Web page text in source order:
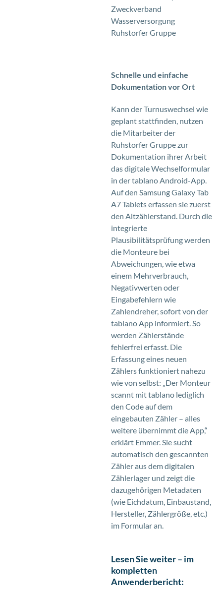
Zweckverband
Wasserversorgung
Ruhstorfer Gruppe
Schnelle und einfache
Dokumentation vor Ort
Kann der Turnuswechsel wie
geplant stattfinden, nutzen
die Mitarbeiter der
Ruhstorfer Gruppe zur
Dokumentation ihrer Arbeit
das digitale Wechselformular
in der tablano Android-App.
Auf den Samsung Galaxy Tab
A7 Tablets erfassen sie zuerst
den Altzählerstand. Durch die
integrierte
Plausibilitätsprüfung werden
die Monteure bei
Abweichungen, wie etwa
einem Mehrverbrauch,
Negativwerten oder
Eingabefehlern wie
Zahlendreher, sofort von der
tablano App informiert. So
werden Zählerstände
fehlerfrei erfasst. Die
Erfassung eines neuen
Zählers funktioniert nahezu
wie von selbst: „Der Monteur
scannt mit tablano lediglich
den Code auf dem
eingebauten Zähler – alles
weitere übernimmt die App,“
erklärt Emmer. Sie sucht
automatisch den gescannten
Zähler aus dem digitalen
Zählerlager und zeigt die
dazugehörigen Metadaten
(wie Eichdatum, Einbaustand,
Hersteller, Zählergröße, etc.)
im Formular an.
Lesen Sie weiter – im
kompletten
Anwenderbericht: